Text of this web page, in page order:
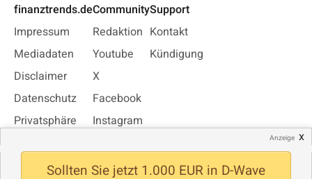
Anzeige x
Sollten Sie jetzt 1.000 EUR in D-Wave
finanztrends.de
Impressum
Mediadaten
Disclaimer
Datenschutz
Privatsphäre
Newsletter
Community
Redaktion
Youtube
X
Facebook
Instagram
Support
Kontakt
Kündigung